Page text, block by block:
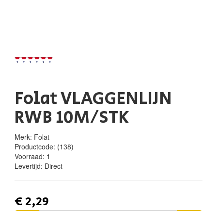
Folat VLAGGENLIJN
RWB 10M/STK
Merk: Folat
Productcode: (138)
Voorraad: 1
Levertijd: Direct
€ 2,29